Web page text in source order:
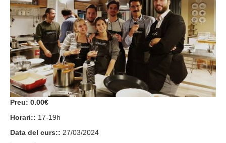
Preu: 0.00€
Horari:: 17-19h
Data del curs:: 27/03/2024